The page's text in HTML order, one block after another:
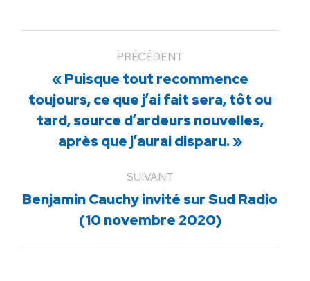
PRÉCÉDENT
Article
précédent
:
« Puisque tout recommence
toujours, ce que j’ai fait sera, tôt ou
tard, source d’ardeurs nouvelles,
après que j’aurai disparu. »
SUIVANT
Article
suivant
Benjamin Cauchy invité sur Sud Radio
(10 novembre 2020)